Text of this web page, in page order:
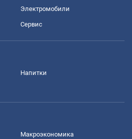
Электромобили
Сервис
Напитки
Mакроэкономика